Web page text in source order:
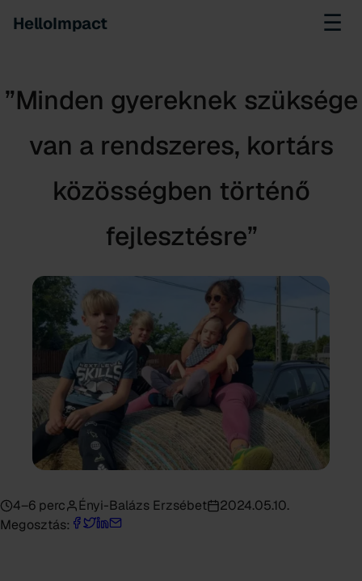
HelloImpact ☰
”Minden gyereknek szüksége
van a rendszeres, kortárs
közösségben történő
fejlesztésre”
4–6 perc Ényi-Balázs Erzsébet
2024.05.10.
Megosztás: